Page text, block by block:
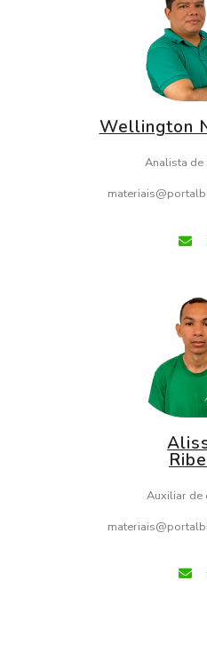
Wellington
Analista de
Auxiliar de